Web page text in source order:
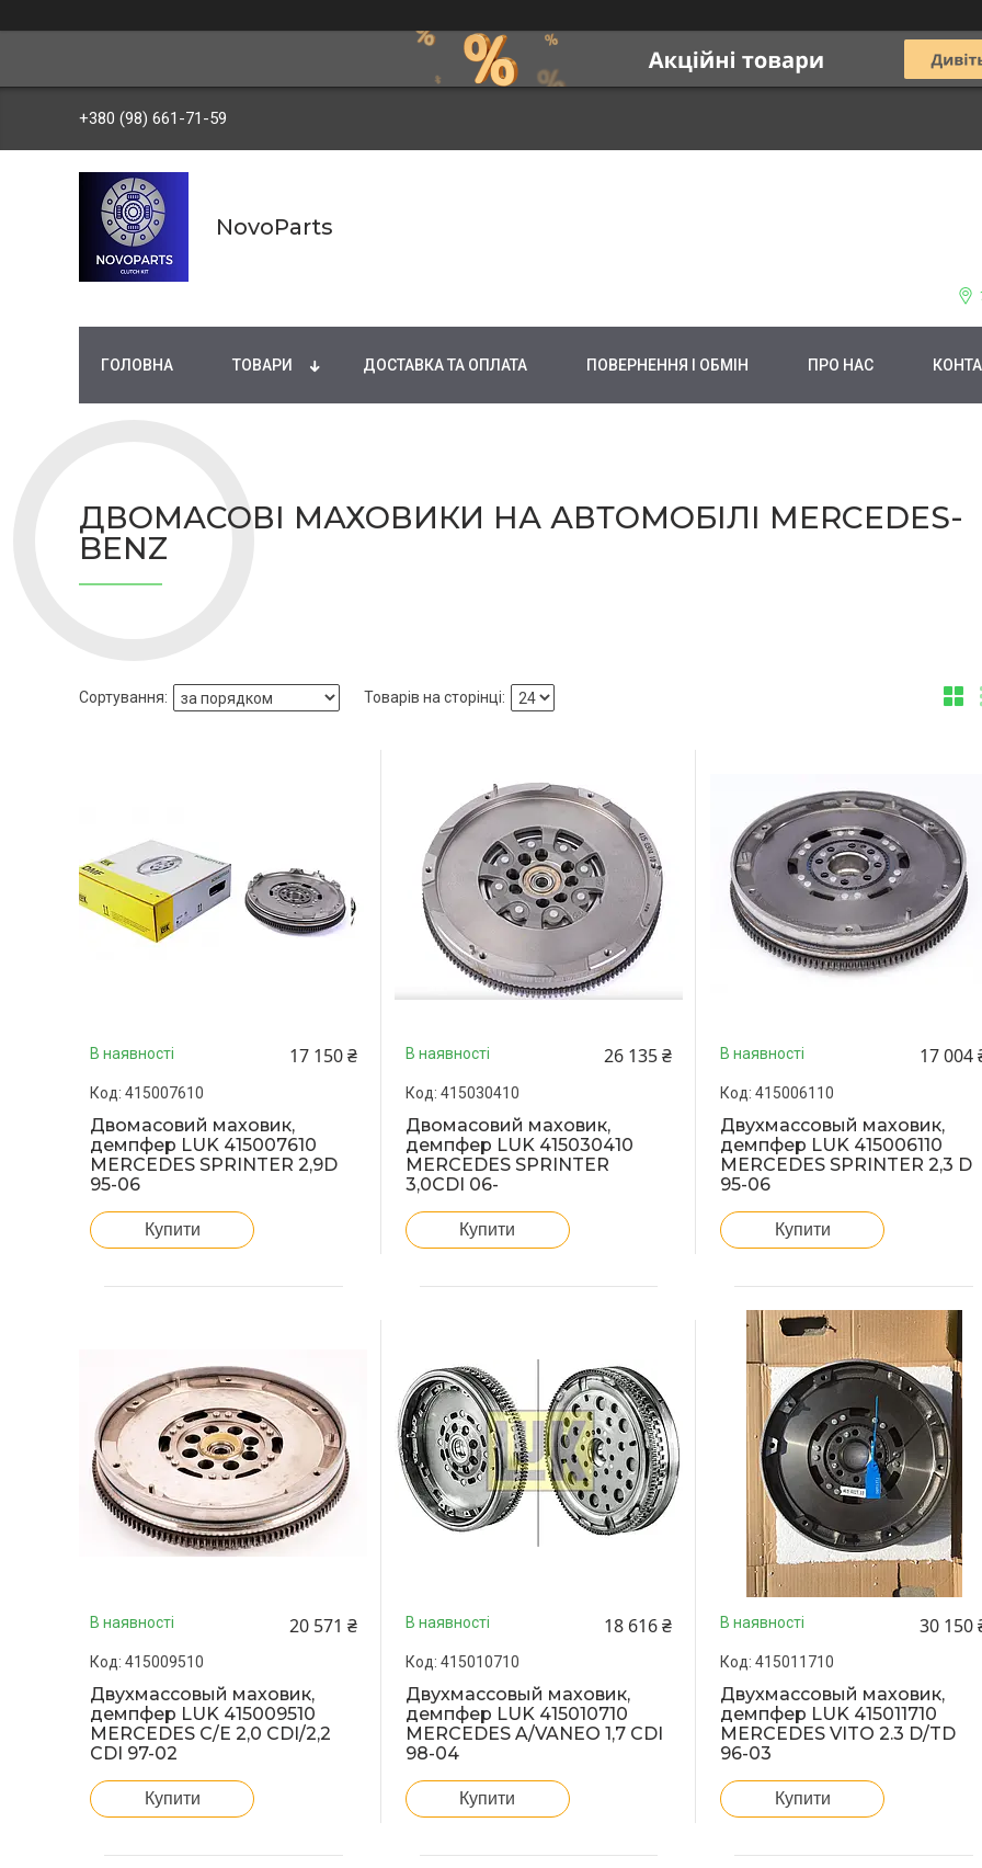
+380 (98) 661-71-59
NovoParts
ГОЛОВНА ТОВАРИ ДОСТАВКА ТА ОПЛАТА ПОВЕРНЕННЯ І ОБМІН ПРО НАС
ДВОМАСОВІ МАХОВИКИ НА АВТОМОБІЛІ MERCEDES-
BENZ
В наявності 17 150 ₴
415007610
Двомасовий маховик,
демпфер LUK 415007610
MERCEDES SPRINTER 2,9D
95-06
Купити
В наявності 26 135 ₴
415030410
Двомасовий маховик,
демпфер LUK 415030410
MERCEDES SPRINTER
3,0CDI 06-
Купити
В наявності 17 004
415006110
Двухмассовый маховик,
демпфер LUK 415006110
MERCEDES SPRINTER 2,3 D
95-06
Купити
В наявності 20 571 ₴
415009510
Двухмассовый маховик,
демпфер LUK 415009510
MERCEDES C/E 2,0 CDI/2,2
CDI 97-02
Купити
В наявності 18 616 ₴
415010710
Двухмассовый маховик,
демпфер LUK 415010710
MERCEDES A/VANEO 1,7 CDI
98-04
Купити
В наявності 30 150
415011710
Двухмассовый маховик,
демпфер LUK 415011710
MERCEDES VITO 2.3 D/TD
96-03
Купити